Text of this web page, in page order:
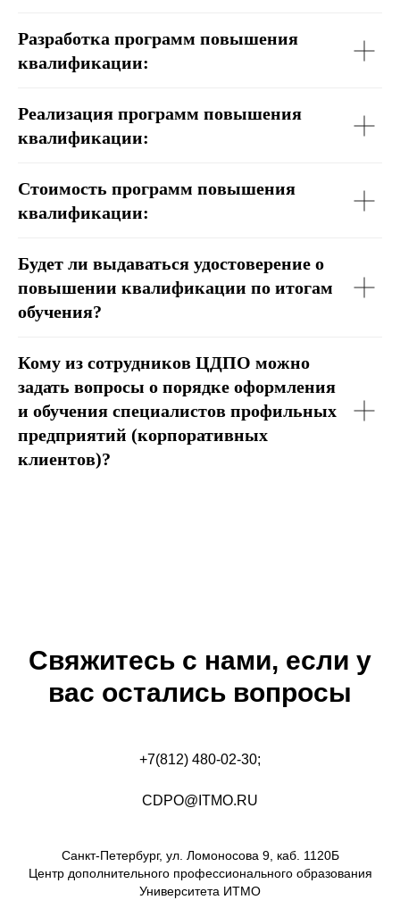
Разработка программ повышения
квалификации:
Реализация программ повышения
квалификации:
Стоимость программ повышения
квалификации:
Будет ли выдаваться удостоверение о
повышении квалификации по итогам
обучения?
Кому из сотрудников ЦДПО можно
задать вопросы о порядке оформления
и обучения специалистов профильных
предприятий (корпоративных
клиентов)?
Свяжитесь с нами, если у
вас остались вопросы
+7(812) 480-02-30;
CDPO@ITMO.RU
Санкт-Петербург, ул. Ломоносова 9, каб. 1120Б
Центр дополнительного профессионального образования
Университета ИТМО